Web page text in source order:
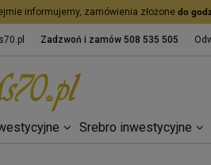
informujemy, zamówienia złożone do
Zadzwoń i zamów 508 535 505
Srebro inwestycyjne